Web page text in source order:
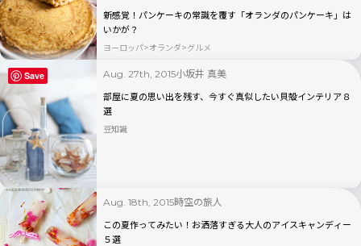
新感覚！パンケーキの常識を覆す「オランダのパンケーキ」は
いかが？
ヨーロッパ オランダ グルメ
Aug. 27th, 2015小坂井 真美
部屋に夏の思い出を残す、今すぐ真似したい貝殻インテリア８
選
豆知識
Aug. 18th, 2015時空の旅人
この夏作ってみたい！お洒落すぎる大人のアイスキャンディー
５選
Save